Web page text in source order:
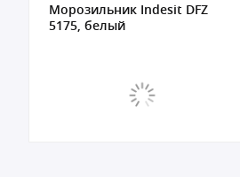
Морозильник Indesit DFZ
5175, белый